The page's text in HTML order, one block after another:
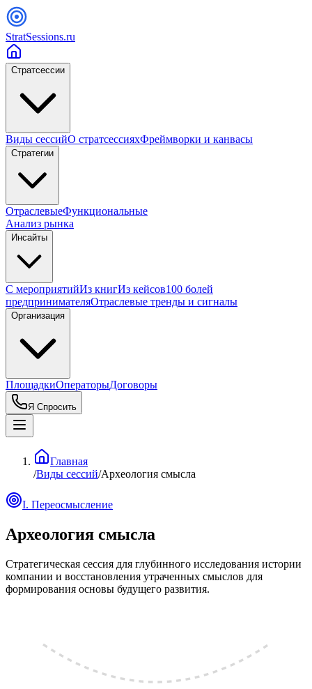
StratSessions.ru
Стратсессии
Виды сессийО стратсессияхФреймворки и канвасы
Стратегии
ОтраслевыеФункциональные
Анализ рынка
Инсайты
С мероприятийИз книгИз кейсов100 болей
предпринимателяОтраслевые тренды и сигналы
Организация
ПлощадкиОператорыДоговоры
Я Спросить
Главная
/Виды сессий/Археология смысла
I. Переосмысление
Археология смысла
Стратегическая сессия для глубинного исследования истории
компании и восстановления утраченных смыслов для
формирования основы будущего развития.